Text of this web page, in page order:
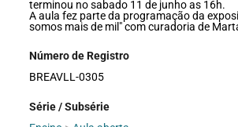
terminou no sabado 11 de junho as 16h.
A aula fez parte da programação da
somos mais de mil" com curadoria de
Número de Registro
BREAVLL-0305
Série / Subsérie